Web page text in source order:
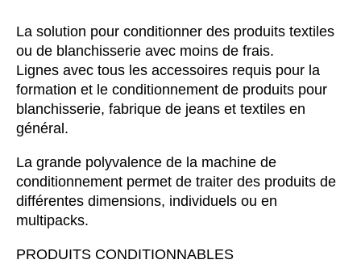
La solution pour conditionner des produits textiles
ou de blanchisserie avec moins de frais.
Lignes avec tous les accessoires requis pour la
formation et le conditionnement de produits pour
blanchisserie, fabrique de jeans et textiles en
général.
La grande polyvalence de la machine de
conditionnement permet de traiter des produits de
différentes dimensions, individuels ou en
multipacks.
PRODUITS CONDITIONNABLES